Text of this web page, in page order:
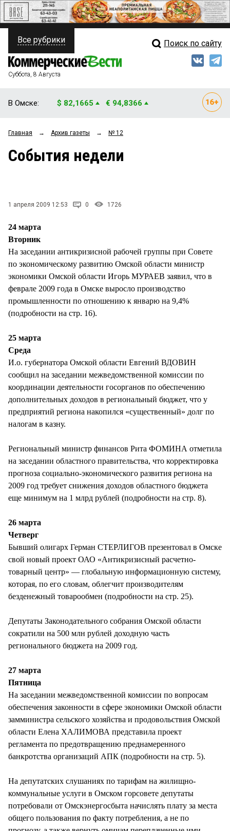
ПОЛИТИКА
ФИНАНСЫ
ОБЩЕСТВО
ЗАКОН
ПРОИСШЕСТВИЯ
СТИЛЬ ЖИЗНИ
Свежий выпуск
Все рубрики Поиск по сайту
Суббота, 8 Августа
В Омске: $ 82,1665 € 94,8366
Главная → Архив газеты → № 12
События недели
1 апреля 2009 12:53 0 1726
24 марта
Вторник
На заседании антикризисной рабочей группы при Совете
по экономическому развитию Омской области министр
экономики Омской области Игорь МУРАЕВ заявил, что в
феврале 2009 года в Омске выросло производство
промышленности по отношению к январю на 9,4%
(подробности на стр. 16).
25 марта
Среда
И.о. губернатора Омской области Евгений ВДОВИН
сообщил на заседании межведомственной комиссии по
координации деятельности госорганов по обеспечению
дополнительных доходов в региональный бюджет, что у
предприятий региона накопился «существенный» долг по
налогам в казну.
Региональный министр финансов Рита ФОМИНА отметила
на заседании областного правительства, что корректировка
прогноза социально-экономического развития региона на
2009 год требует снижения доходов областного бюджета
еще минимум на 1 млрд рублей (подробности на стр. 8).
26 марта
Четверг
Бывший олигарх Герман СТЕРЛИГОВ презентовал в Омске
свой новый проект ОАО «Антикризисный расчетно-
товарный центр» — глобальную информационную систему,
которая, по его словам, облегчит производителям
безденежный товарообмен (подробности на стр. 25).
Депутаты Законодательного собрания Омской области
сократили на 500 млн рублей доходную часть
регионального бюджета на 2009 год.
27 марта
Пятница
На заседании межведомственной комиссии по вопросам
обеспечения законности в сфере экономики Омской области
замминистра сельского хозяйства и продовольствия Омской
области Елена ХАЛИМОВА представила проект
регламента по предотвращению преднамеренного
банкротства организаций АПК (подробности на стр. 5).
На депутатских слушаниях по тарифам на жилищно-
коммунальные услуги в Омском горсовете депутаты
потребовали от Омскэнергосбыта начислять плату за места
общего пользования по факту потребления, а не по